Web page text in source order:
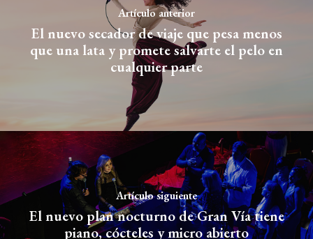
Artículo anterior
El nuevo secador de viaje que pesa menos
que una lata y promete salvarte el pelo en
cualquier parte
Artículo siguiente
El nuevo plan nocturno de Gran Vía tiene
piano, cócteles y micro abierto